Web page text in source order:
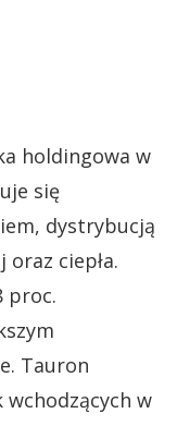
holdingowa w
się
dystrybucją
ciepła.
proc.
Tauron
wchodzących w